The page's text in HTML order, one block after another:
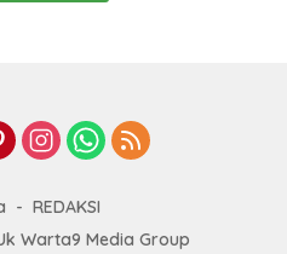
REDAKSI
Warta9 Media Group